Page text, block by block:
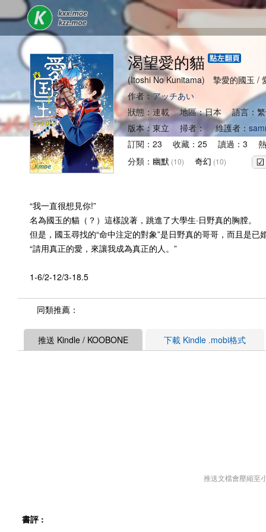
渴望愛的貓
(Itoshi No Kunitama) 摯愛的國玉 /
作者：アッチあい
狀態：連載 地區：日本 語言：
版本：東立 掃者： 維護者：
訂閱：23 收藏：25 讀過：3 熱
分類： 幽默 (10) 奇幻 (10)
“我一直很想見你!”
名為國玉的貓（？）這樣說著，跳進了大學生·日野真的胸膛。
但是，國玉尋找的“命中注定的對象”是日野真的哥哥，而且是
“請用真正的愛，來讓我成為真正的人。”
1-6/2-12/3-18.5
同類推薦：
推送 Kindle / KOOBONE 下載 Kindle .mobi格式
推送文檔會壓縮至
書評 :